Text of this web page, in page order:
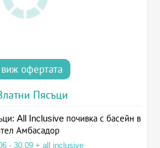
виж офертата
Пясъци
All Inclusive почивка с басейн в
Амбасадор
- 30.09 + all inclusive